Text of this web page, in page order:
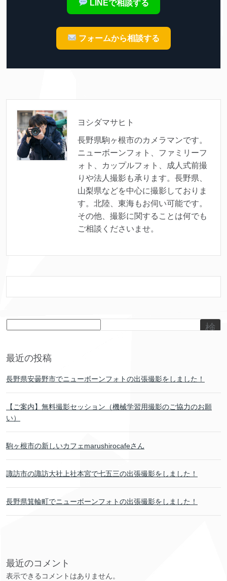
LINEで相談する
フォームから相談する
ヨシダマサヒト
長野県駒ヶ根市のカメラマンです。
ニューボーンフォト、ファミリーフ
ォト、カップルフォト、成人式前撮
りや法人撮影も承ります。長野県、
山梨県などを中心に撮影しておりま
す。北陸、東海もお伺い可能です。
その他、撮影に関することは何でも
ご相談くださいませ。
検
最近の投稿
長野県安曇野市でニューボーンフォトの出張撮影をしました！
【ご案内】無料撮影セッション（機械学習用撮影のご協力のお願
い）
駒ヶ根市の新しいカフェmarushirocafeさん
諏訪市の諏訪大社上社本宮で七五三の出張撮影をしました！
長野県箕輪町でニューボーンフォトの出張撮影をしました！
最近のコメント
表示できるコメントはありません。